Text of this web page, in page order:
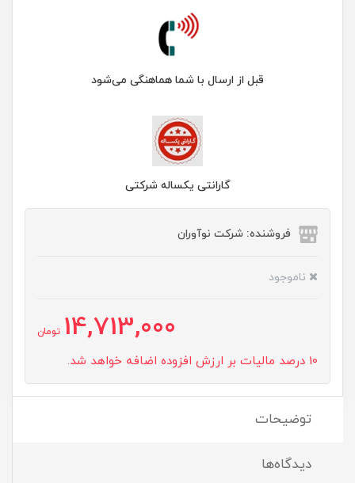
قبل از ارسال با شما هماهنگی می‌شود
گارانتی یکساله شرکتی
فروشنده: شرکت نوآوران
ناموجود
14,713,000 تومان
10 درصد مالیات بر ارزش افزوده اضافه خواهد شد.
توضیحات
دیدگاه‌ها